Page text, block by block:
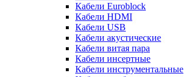
Кабели Euroblock
Кабели HDMI
Кабели USB
Кабели акустические
Кабели витая пара
Кабели инсертные
Кабели инструментальные